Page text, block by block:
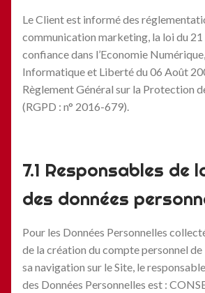
Le Client est informé des
communication marketing, la loi du 21
confiance dans l’Economie
Informatique et Liberté du 06 Août
Règlement Général sur la Protection
(RGPD : n° 2016-679).
7.1 Responsables de
des données
Pour les Données Personnelles
de la création du compte personnel
sa navigation sur le Site, le
des Données Personnelles est :